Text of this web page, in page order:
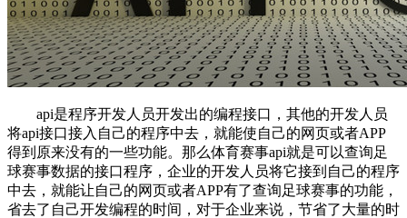
api是程序开发人员开发出的编程接口，其他的开发人员
将api接口接入自己的程序中去，就能使自己的网页或者APP
得到原来没有的一些功能。那么体育赛事api就是可以查询足
球赛事数据的接口程序，企业的开发人员将它接到自己的程序
中去，就能让自己的网页或者APP有了查询足球赛事的功能，
省去了自己开发编程的时间，对于企业来说，节省了大量的时